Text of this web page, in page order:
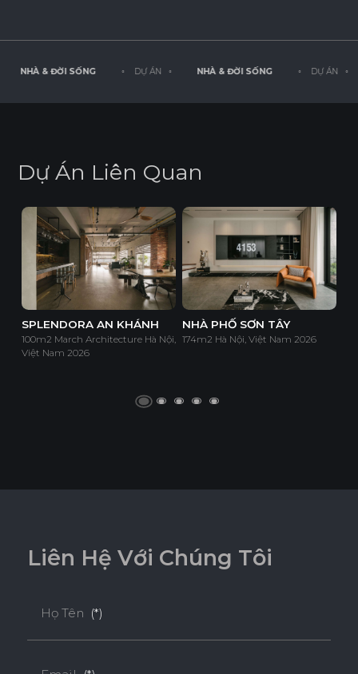
NHÀ & ĐỜI SỐNG ◦ DỰ ÁN ◦ NHÀ & ĐỜI SỐNG ◦ DỰ ÁN ◦
Dự Án Liên Quan
SPLENDORA AN KHÁNH
100m2 March Architecture Hà Nội,
Việt Nam 2026
NHÀ PHỐ SƠN TÂY
174m2 Hà Nội, Việt Nam 2026
Liên Hệ Với Chúng Tôi
Họ Tên (*)